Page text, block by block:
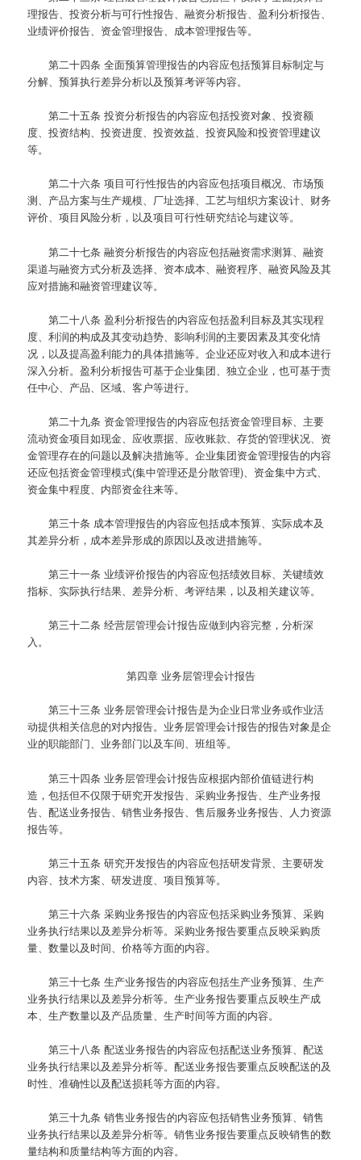
理报告、投资分析与可行性报告、融资分析报告、盈利分析报告、
业绩评价报告、资金管理报告、成本管理报告等。
第二十四条 全面预算管理报告的内容应包括预算目标制定与
分解、预算执行差异分析以及预算考评等内容。
第二十五条 投资分析报告的内容应包括投资对象、投资额
度、投资结构、投资进度、投资效益、投资风险和投资管理建议
等。
第二十六条 项目可行性报告的内容应包括项目概况、市场预
测、产品方案与生产规模、厂址选择、工艺与组织方案设计、财务
评价、项目风险分析，以及项目可行性研究结论与建议等。
第二十七条 融资分析报告的内容应包括融资需求测算、融资
渠道与融资方式分析及选择、资本成本、融资程序、融资风险及其
应对措施和融资管理建议等。
第二十八条盈利分析报告的内容应包括盈利目标及其实现程
度、利润的构成及其变动趋势、影响利润的主要因素及其变化情
况，以及提高盈利能力的具体措施等。企业还应对收入和成本进行
深入分析。盈利分析报告可基于企业集团、独立企业，也可基于责
任中心、产品、区域、客户等进行。
第二十九条 资金管理报告的内容应包括资金管理目标、主要
流动资金项目如现金、应收票据、应收账款、存货的管理状况、资
金管理存在的问题以及解决措施等。企业集团资金管理报告的内容
还应包括资金管理模式(集中管理还是分散管理)、资金集中方式、
资金集中程度、内部资金往来等。
第三十条 成本管理报告的内容应包括成本预算、实际成本及
其差异分析，成本差异形成的原因以及改进措施等。
第三十一条 业绩评价报告的内容应包括绩效目标、关键绩效
指标、实际执行结果、差异分析、考评结果，以及相关建议等。
第三十二条 经营层管理会计报告应做到内容完整，分析深
入。
第四章 业务层管理会计报告
第三十三条 业务层管理会计报告是为企业日常业务或作业活
动提供相关信息的对内报告。业务层管理会计报告的报告对象是企
业的职能部门、业务部门以及车间、班组等。
第三十四条 业务层管理会计报告应根据内部价值链进行构
造，包括但不仅限于研究开发报告、采购业务报告、生产业务报
告、配送业务报告、销售业务报告、售后服务业务报告、人力资源
报告等。
第三十五条研究开发报告的内容应包括研发背景、主要研发
内容、技术方案、研发进度、项目预算等。
第三十六条 采购业务报告的内容应包括采购业务预算、采购
业务执行结果以及差异分析等。采购业务报告要重点反映采购质
量、数量以及时间、价格等方面的内容。
第三十七条 生产业务报告的内容应包括生产业务预算、生产
业务执行结果以及差异分析等。生产业务报告要重点反映生产成
本、生产数量以及产品质量、生产时间等方面的内容。
第三十八条 配送业务报告的内容应包括配送业务预算、配送
业务执行结果以及差异分析等。配送业务报告要重点反映配送的及
时性、准确性以及配送损耗等方面的内容。
第三十九条 销售业务报告的内容应包括销售业务预算、销售
业务执行结果以及差异分析等。销售业务报告要重点反映销售的数
量结构和质量结构等方面的内容。